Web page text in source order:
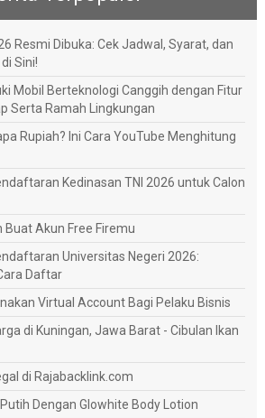
Resmi Dibuka: Cek Jadwal, Syarat, dan
Sini!
Mobil Berteknologi Canggih dengan Fitur
Serta Ramah Lingkungan
Rupiah? Ini Cara YouTube Menghitung
Kedinasan TNI 2026 untuk Calon
Buat Akun Free Firemu
Universitas Negeri 2026:
Daftar
Virtual Account Bagi Pelaku Bisnis
di Kuningan, Jawa Barat - Cibulan Ikan
di Rajabacklink.com
Dengan Glowhite Body Lotion